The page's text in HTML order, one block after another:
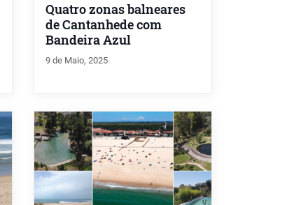
Quatro zonas balneares
de Cantanhede com
Bandeira Azul
9 de Maio, 2025